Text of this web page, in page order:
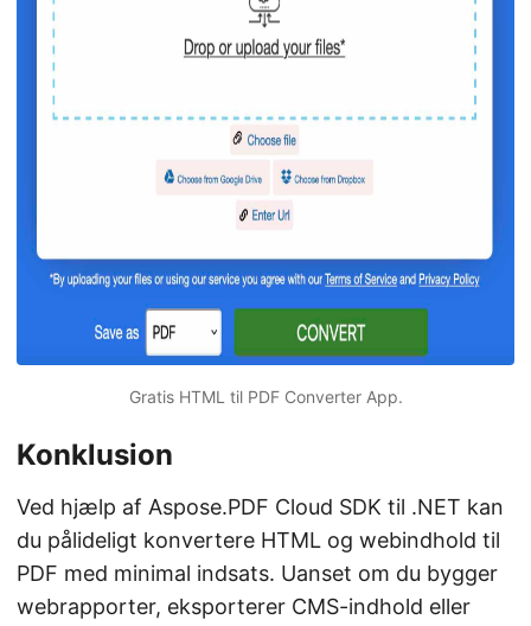
Gratis HTML til PDF Converter App.
Konklusion
Ved hjælp af Aspose.PDF Cloud SDK til .NET kan
du pålideligt konvertere HTML og webindhold til
PDF med minimal indsats. Uanset om du bygger
webrapporter, eksporterer CMS-indhold eller